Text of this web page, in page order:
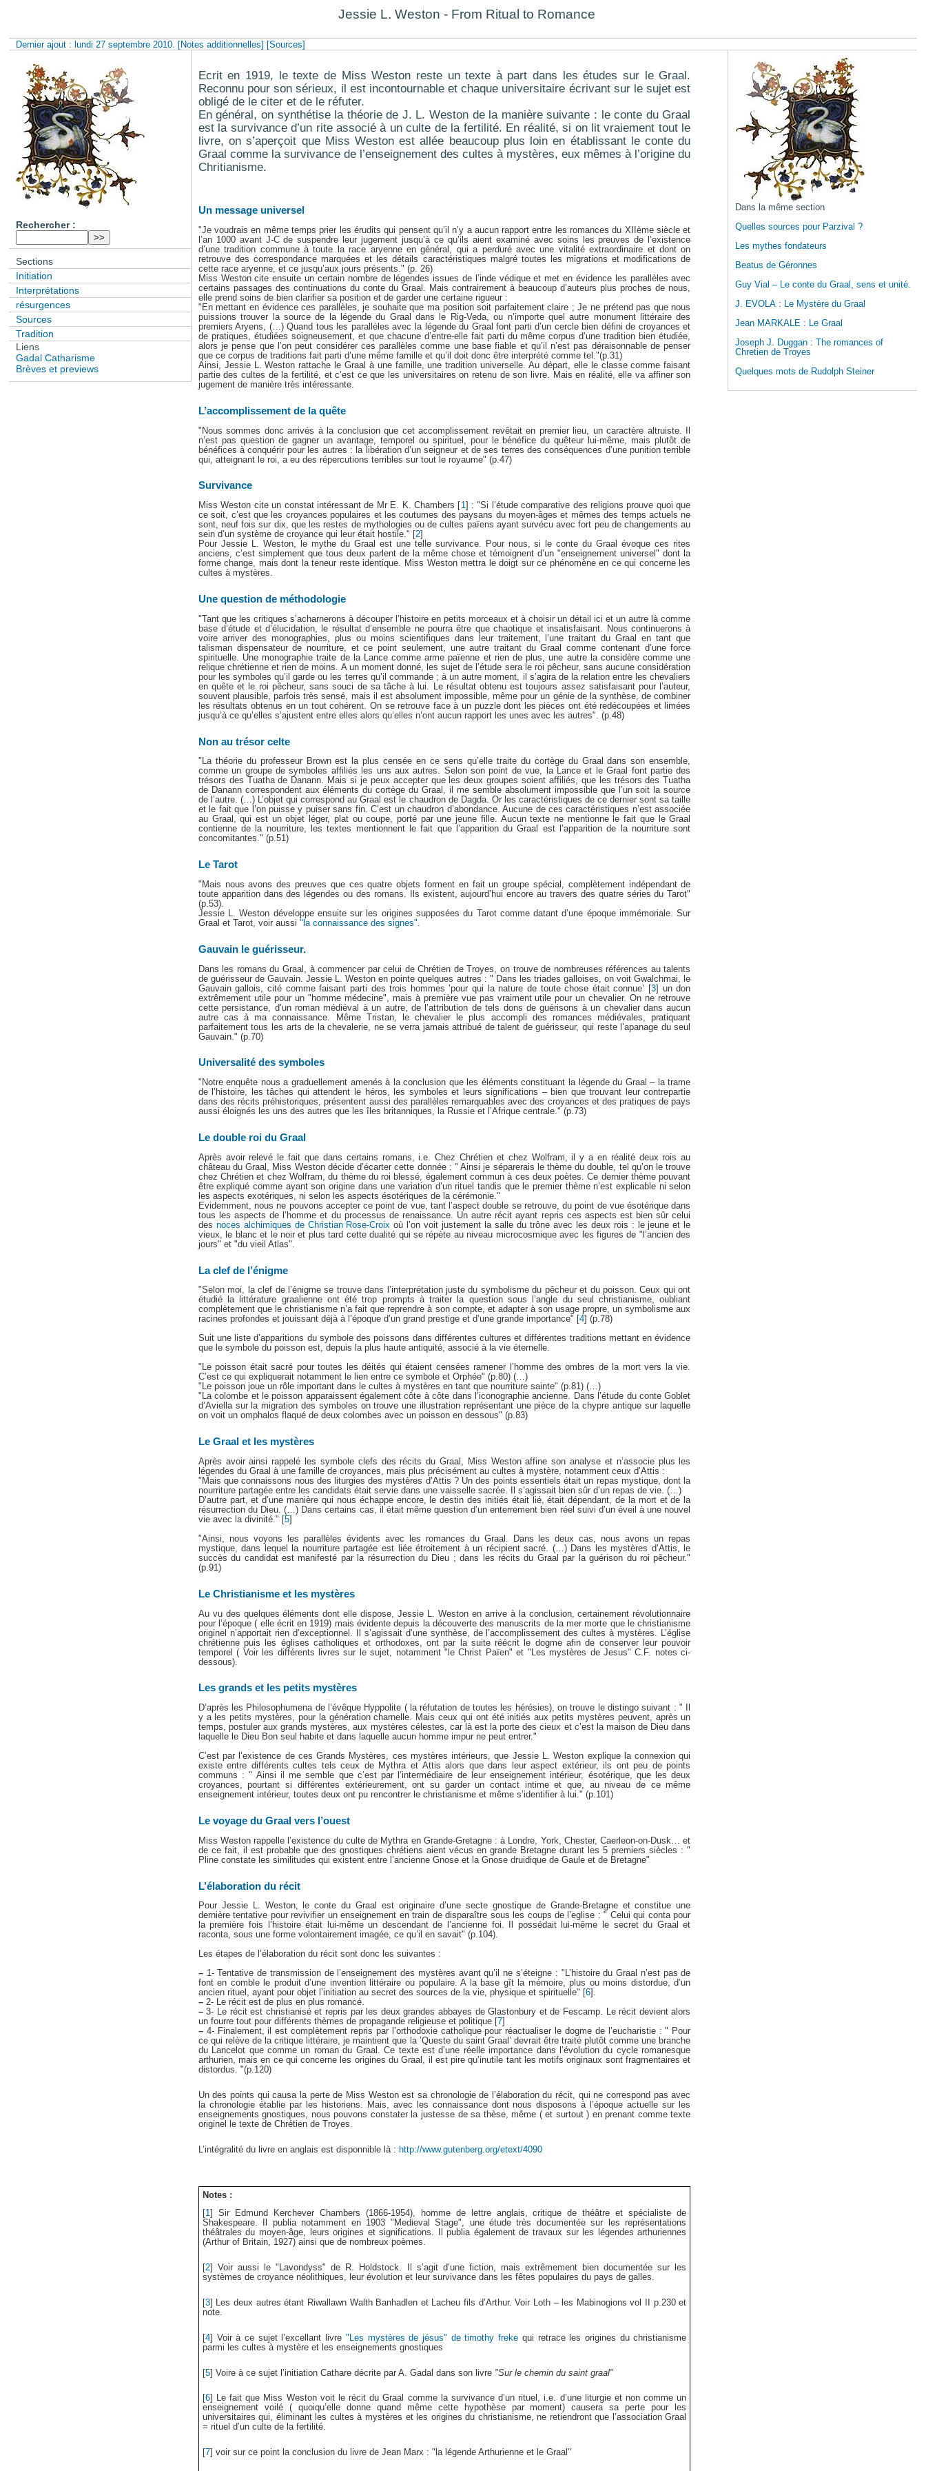
Jessie L. Weston - From Ritual to Romance
Dernier ajout : lundi 27 septembre 2010. [Notes additionnelles] [Sources]
Rechercher :
Sections
Initiation
Interprétations
résurgences
Sources
Tradition
Liens
Gadal Catharisme
Brèves et previews
Dans la même section
Quelles sources pour Parzival ?
Les mythes fondateurs
Beatus de Géronnes
Guy Vial – Le conte du Graal, sens et unité.
J. EVOLA : Le Mystère du Graal
Jean MARKALE : Le Graal
Joseph J. Duggan : The romances of
Chretien de Troyes
Quelques mots de Rudolph Steiner
Ecrit en 1919, le texte de Miss Weston reste un texte à part dans les études sur le Graal.
Reconnu pour son sérieux, il est incontournable et chaque universitaire écrivant sur le sujet est
obligé de le citer et de le réfuter.
En général, on synthétise la théorie de J. L. Weston de la manière suivante : le conte du Graal
est la survivance d’un rite associé à un culte de la fertilité. En réalité, si on lit vraiement tout le
livre, on s’aperçoit que Miss Weston est allée beaucoup plus loin en établissant le conte du
Graal comme la survivance de l’enseignement des cultes à mystères, eux mêmes à l’origine du
Chritianisme.
Un message universel
"Je voudrais en même temps prier les érudits qui pensent qu’il n’y a aucun rapport entre les romances du XIIème siècle et
l’an 1000 avant J-C de suspendre leur jugement jusqu’à ce qu’ils aient examiné avec soins les preuves de l’existence
d’une tradition commune à toute la race aryenne en général, qui a perduré avec une vitalité extraordinaire et dont on
retrouve des correspondance marquées et les détails caractéristiques malgré toutes les migrations et modifications de
cette race aryenne, et ce jusqu’aux jours présents." (p. 26)
Miss Weston cite ensuite un certain nombre de légendes issues de l’inde védique et met en évidence les parallèles avec
certains passages des continuations du conte du Graal. Mais contrairement à beaucoup d’auteurs plus proches de nous,
elle prend soins de bien clarifier sa position et de garder une certaine rigueur :
"En mettant en évidence ces parallèles, je souhaite que ma position soit parfaitement claire ; Je ne prétend pas que nous
puissions trouver la source de la légende du Graal dans le Rig-Veda, ou n’importe quel autre monument littéraire des
premiers Aryens, (…) Quand tous les parallèles avec la légende du Graal font parti d’un cercle bien défini de croyances et
de pratiques, étudiées soigneusement, et que chacune d’entre-elle fait parti du même corpus d’une tradition bien étudiée,
alors je pense que l’on peut considérer ces parallèles comme une base fiable et qu’il n’est pas déraisonnable de penser
que ce corpus de traditions fait parti d’une même famille et qu’il doit donc être interprété comme tel."(p.31)
Ainsi, Jessie L. Weston rattache le Graal à une famille, une tradition universelle. Au départ, elle le classe comme faisant
partie des cultes de la fertilité, et c’est ce que les universitaires on retenu de son livre. Mais en réalité, elle va affiner son
jugement de manière très intéressante.
L’accomplissement de la quête
"Nous sommes donc arrivés à la conclusion que cet accomplissement revêtait en premier lieu, un caractère altruiste. Il
n’est pas question de gagner un avantage, temporel ou spirituel, pour le bénéfice du quêteur lui-même, mais plutôt de
bénéfices à conquérir pour les autres : la libération d’un seigneur et de ses terres des conséquences d’une punition terrible
qui, atteignant le roi, a eu des répercutions terribles sur tout le royaume" (p.47)
Survivance
Miss Weston cite un constat intéressant de Mr E. K. Chambers [1] : "Si l’étude comparative des religions prouve quoi que
ce soit, c’est que les croyances populaires et les coutumes des paysans du moyen-âges et mêmes des temps actuels ne
sont, neuf fois sur dix, que les restes de mythologies ou de cultes païens ayant survécu avec fort peu de changements au
sein d’un système de croyance qui leur était hostile." [2]
Pour Jessie L. Weston, le mythe du Graal est une telle survivance. Pour nous, si le conte du Graal évoque ces rites
anciens, c’est simplement que tous deux parlent de la même chose et témoignent d’un "enseignement universel" dont la
forme change, mais dont la teneur reste identique. Miss Weston mettra le doigt sur ce phénomène en ce qui concerne les
cultes à mystères.
Une question de méthodologie
"Tant que les critiques s’acharnerons à découper l’histoire en petits morceaux et à choisir un détail ici et un autre là comme
base d’étude et d’élucidation, le résultat d’ensemble ne pourra être que chaotique et insatisfaisant. Nous continuerons à
voire arriver des monographies, plus ou moins scientifiques dans leur traitement, l’une traitant du Graal en tant que
talisman dispensateur de nourriture, et ce point seulement, une autre traitant du Graal comme contenant d’une force
spirituelle. Une monographie traite de la Lance comme arme païenne et rien de plus, une autre la considère comme une
relique chrétienne et rien de moins. A un moment donné, les sujet de l’étude sera le roi pêcheur, sans aucune considération
pour les symboles qu’il garde ou les terres qu’il commande ; à un autre moment, il s’agira de la relation entre les chevaliers
en quête et le roi pêcheur, sans souci de sa tâche à lui. Le résultat obtenu est toujours assez satisfaisant pour l’auteur,
souvent plausible, parfois très sensé, mais il est absolument impossible, même pour un génie de la synthèse, de combiner
les résultats obtenus en un tout cohérent. On se retrouve face à un puzzle dont les pièces ont été redécoupées et limées
jusqu’à ce qu’elles s’ajustent entre elles alors qu’elles n’ont aucun rapport les unes avec les autres". (p.48)
Non au trésor celte
"La théorie du professeur Brown est la plus censée en ce sens qu’elle traite du cortège du Graal dans son ensemble,
comme un groupe de symboles affiliés les uns aux autres. Selon son point de vue, la Lance et le Graal font partie des
trésors des Tuatha de Danann. Mais si je peux accepter que les deux groupes soient affiliés, que les trésors des Tuatha
de Danann correspondent aux éléments du cortège du Graal, il me semble absolument impossible que l’un soit la source
de l’autre. (…) L’objet qui correspond au Graal est le chaudron de Dagda. Or les caractéristiques de ce dernier sont sa taille
et le fait que l’on puisse y puiser sans fin. C’est un chaudron d’abondance. Aucune de ces caractéristiques n’est associée
au Graal, qui est un objet léger, plat ou coupe, porté par une jeune fille. Aucun texte ne mentionne le fait que le Graal
contienne de la nourriture, les textes mentionnent le fait que l’apparition du Graal est l’apparition de la nourriture sont
concomitantes." (p.51)
Le Tarot
"Mais nous avons des preuves que ces quatre objets forment en fait un groupe spécial, complètement indépendant de
toute apparition dans des légendes ou des romans. Ils existent, aujourd’hui encore au travers des quatre séries du Tarot"
(p.53).
Jessie L. Weston développe ensuite sur les origines supposées du Tarot comme datant d’une époque immémoriale. Sur
Graal et Tarot, voir aussi "la connaissance des signes".
Gauvain le guérisseur.
Dans les romans du Graal, à commencer par celui de Chrétien de Troyes, on trouve de nombreuses références au talents
de guérisseur de Gauvain. Jessie L. Weston en pointe quelques autres : " Dans les triades galloises, on voit Gwalchmai, le
Gauvain gallois, cité comme faisant parti des trois hommes ’pour qui la nature de toute chose était connue’ [3] un don
extrêmement utile pour un "homme médecine", mais à première vue pas vraiment utile pour un chevalier. On ne retrouve
cette persistance, d’un roman médiéval à un autre, de l’attribution de tels dons de guérisons à un chevalier dans aucun
autre cas à ma connaissance. Même Tristan, le chevalier le plus accompli des romances médiévales, pratiquant
parfaitement tous les arts de la chevalerie, ne se verra jamais attribué de talent de guérisseur, qui reste l’apanage du seul
Gauvain." (p.70)
Universalité des symboles
"Notre enquête nous a graduellement amenés à la conclusion que les éléments constituant la légende du Graal – la trame
de l’histoire, les tâches qui attendent le héros, les symboles et leurs significations – bien que trouvant leur contrepartie
dans des récits préhistoriques, présentent aussi des parallèles remarquables avec des croyances et des pratiques de pays
aussi éloignés les uns des autres que les îles britanniques, la Russie et l’Afrique centrale." (p.73)
Le double roi du Graal
Après avoir relevé le fait que dans certains romans, i.e. Chez Chrétien et chez Wolfram, il y a en réalité deux rois au
château du Graal, Miss Weston décide d’écarter cette donnée : " Ainsi je séparerais le thème du double, tel qu’on le trouve
chez Chrétien et chez Wolfram, du thème du roi blessé, également commun à ces deux poètes. Ce dernier thème pouvant
être expliqué comme ayant son origine dans une variation d’un rituel tandis que le premier thème n’est explicable ni selon
les aspects exotériques, ni selon les aspects ésotériques de la cérémonie."
Evidemment, nous ne pouvons accepter ce point de vue, tant l’aspect double se retrouve, du point de vue ésotérique dans
tous les aspects de l’homme et du processus de renaissance. Un autre récit ayant repris ces aspects est bien sûr celui
des noces alchimiques de Christian Rose-Croix où l’on voit justement la salle du trône avec les deux rois : le jeune et le
vieux, le blanc et le noir et plus tard cette dualité qui se répète au niveau microcosmique avec les figures de "l’ancien des
jours" et "du vieil Atlas".
La clef de l’énigme
"Selon moi, la clef de l’énigme se trouve dans l’interprétation juste du symbolisme du pêcheur et du poisson. Ceux qui ont
étudié la littérature graalienne ont été trop prompts à traiter la question sous l’angle du seul christianisme, oubliant
complètement que le christianisme n’a fait que reprendre à son compte, et adapter à son usage propre, un symbolisme aux
racines profondes et jouissant déjà à l’époque d’un grand prestige et d’une grande importance" [4] (p.78)
Suit une liste d’apparitions du symbole des poissons dans différentes cultures et différentes traditions mettant en évidence
que le symbole du poisson est, depuis la plus haute antiquité, associé à la vie éternelle.
"Le poisson était sacré pour toutes les déités qui étaient censées ramener l’homme des ombres de la mort vers la vie.
C’est ce qui expliquerait notamment le lien entre ce symbole et Orphée" (p.80) (…)
"Le poisson joue un rôle important dans le cultes à mystères en tant que nourriture sainte" (p.81) (…)
"La colombe et le poisson apparaissent également côte à côte dans l’iconographie ancienne. Dans l’étude du conte Goblet
d’Aviella sur la migration des symboles on trouve une illustration représentant une pièce de la chypre antique sur laquelle
on voit un omphalos flaqué de deux colombes avec un poisson en dessous" (p.83)
Le Graal et les mystères
Après avoir ainsi rappelé les symbole clefs des récits du Graal, Miss Weston affine son analyse et n’associe plus les
légendes du Graal à une famille de croyances, mais plus précisément au cultes à mystère, notamment ceux d’Attis :
"Mais que connaissons nous des liturgies des mystères d’Attis ? Un des points essentiels était un repas mystique, dont la
nourriture partagée entre les candidats était servie dans une vaisselle sacrée. Il s’agissait bien sûr d’un repas de vie. (…)
D’autre part, et d’une manière qui nous échappe encore, le destin des initiés était lié, était dépendant, de la mort et de la
résurrection du Dieu. (…) Dans certains cas, il était même question d’un enterrement bien réel suivi d’un éveil à une nouvel
vie avec la divinité." [5]
"Ainsi, nous voyons les parallèles évidents avec les romances du Graal. Dans les deux cas, nous avons un repas
mystique, dans lequel la nourriture partagée est liée étroitement à un récipient sacré. (…) Dans les mystères d’Attis, le
succès du candidat est manifesté par la résurrection du Dieu ; dans les récits du Graal par la guérison du roi pêcheur."
(p.91)
Le Christianisme et les mystères
Au vu des quelques éléments dont elle dispose, Jessie L. Weston en arrive à la conclusion, certainement révolutionnaire
pour l’époque ( elle écrit en 1919) mais évidente depuis la découverte des manuscrits de la mer morte que le christianisme
originel n’apportait rien d’exceptionnel. Il s’agissait d’une synthèse, de l’accomplissement des cultes à mystères. L’église
chrétienne puis les églises catholiques et orthodoxes, ont par la suite réécrit le dogme afin de conserver leur pouvoir
temporel ( Voir les différents livres sur le sujet, notamment "le Christ Païen" et "Les mystères de Jesus" C.F. notes ci-
dessous).
Les grands et les petits mystères
D’après les Philosophumena de l’évêque Hyppolite ( la réfutation de toutes les hérésies), on trouve le distingo suivant : " Il
y a les petits mystères, pour la génération charnelle. Mais ceux qui ont été initiés aux petits mystères peuvent, après un
temps, postuler aux grands mystères, aux mystères célestes, car là est la porte des cieux et c’est la maison de Dieu dans
laquelle le Dieu Bon seul habite et dans laquelle aucun homme impur ne peut entrer."
C’est par l’existence de ces Grands Mystères, ces mystères intérieurs, que Jessie L. Weston explique la connexion qui
existe entre différents cultes tels ceux de Mythra et Attis alors que dans leur aspect extérieur, ils ont peu de points
communs : " Ainsi il me semble que c’est par l’intermédiaire de leur enseignement intérieur, ésotérique, que les deux
croyances, pourtant si différentes extérieurement, ont su garder un contact intime et que, au niveau de ce même
enseignement intérieur, toutes deux ont pu rencontrer le christianisme et même s’identifier à lui." (p.101)
Le voyage du Graal vers l’ouest
Miss Weston rappelle l’existence du culte de Mythra en Grande-Gretagne : à Londre, York, Chester, Caerleon-on-Dusk… et
de ce fait, il est probable que des gnostiques chrétiens aient vécus en grande Bretagne durant les 5 premiers siècles : "
Pline constate les similitudes qui existent entre l’ancienne Gnose et la Gnose druidique de Gaule et de Bretagne"
L’élaboration du récit
Pour Jessie L. Weston, le conte du Graal est originaire d’une secte gnostique de Grande-Bretagne et constitue une
dernière tentative pour revivifier un enseignement en train de disparaître sous les coups de l’eglise : " Celui qui conta pour
la première fois l’histoire était lui-même un descendant de l’ancienne foi. Il possédait lui-même le secret du Graal et
raconta, sous une forme volontairement imagée, ce qu’il en savait" (p.104).
Les étapes de l’élaboration du récit sont donc les suivantes :
–1- Tentative de transmission de l’enseignement des mystères avant qu’il ne s’éteigne : "L’histoire du Graal n’est pas de
font en comble le produit d’une invention littéraire ou populaire. A la base gît la mémoire, plus ou moins distordue, d’un
ancien rituel, ayant pour objet l’initiation au secret des sources de la vie, physique et spirituelle" [6] .
–2- Le récit est de plus en plus romancé.
–3- Le récit est christianisé et repris par les deux grandes abbayes de Glastonbury et de Fescamp. Le récit devient alors
un fourre tout pour différents thèmes de propagande religieuse et politique[7]
–4- Finalement, il est complètement repris par l’orthodoxie catholique pour réactualiser le dogme de l’eucharistie : " Pour
ce qui relève de la critique littéraire, je maintient que la ’Queste du saint Graal’ devrait être traité plutôt comme une branche
du Lancelot que comme un roman du Graal. Ce texte est d’une réelle importance dans l’évolution du cycle romanesque
arthurien, mais en ce qui concerne les origines du Graal, il est pire qu’inutile tant les motifs originaux sont fragmentaires et
distordus. "(p.120)
Un des points qui causa la perte de Miss Weston est sa chronologie de l’élaboration du récit, qui ne correspond pas avec
la chronologie établie par les historiens. Mais, avec les connaissance dont nous disposons à l’époque actuelle sur les
enseignements gnostiques, nous pouvons constater la justesse de sa thèse, même ( et surtout ) en prenant comme texte
originel le texte de Chrétien de Troyes.
L’intégralité du livre en anglais est disponnible là : http://www.gutenberg.org/etext/4090
Notes :
[1] Sir Edmund Kerchever Chambers (1866-1954), homme de lettre anglais, critique de théâtre et spécialiste de
Shakespeare. Il publia notamment en 1903 "Medieval Stage", une étude très documentée sur les représentations
théâtrales du moyen-âge, leurs origines et significations. Il publia également de travaux sur les légendes arthuriennes
(Arthur of Britain, 1927) ainsi que de nombreux poèmes.
[2] Voir aussi le "Lavondyss" de R. Holdstock. Il s’agit d’une fiction, mais extrêmement bien documentée sur les
systèmes de croyance néolithiques, leur évolution et leur survivance dans les fêtes populaires du pays de galles.
[3]
Les deux autres étant Riwallawn Walth Banhadlen et Lacheu fils d’Arthur. Voir Loth – les Mabinogions vol II p.230 et
note.
[4] Voir à ce sujet l’excellant livre "Les mystères de jésus" de timothy freke qui retrace les origines du christianisme
parmi les cultes à mystère et les enseignements gnostiques
[5] Voire à ce sujet l’initiation Cathare décrite par A. Gadal dans son livre "Sur le chemin du saint graal"
[6] Le fait que Miss Weston voit le récit du Graal comme la survivance d’un rituel, i.e. d’une liturgie et non comme un
enseignement voilé ( quoiqu’elle donne quand même cette hypothèse par moment) causera sa perte pour les
universitaires qui, éliminant les cultes à mystères et les origines du christianisme, ne retiendront que l’association Graal
= rituel d’un culte de la fertilité.
[7] voir sur ce point la conclusion du livre de Jean Marx : "la légende Arthurienne et le Graal"